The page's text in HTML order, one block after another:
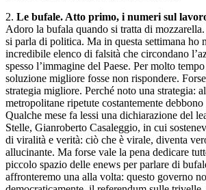
2. Le bufale. Atto primo, i numeri sul
Adoro la bufala quando si tratta di
si parla di politica. Ma in questa settimana ho
incredibile elenco di falsità che circondano
spesso l’immagine del Paese. Per molto
soluzione migliore fosse non rispondere.
strategia migliore. Perché noto una strategia:
metropolitane ripetute costantemente
Qualche mese fa lessi una dichiarazione del
Stelle, Gianroberto Casaleggio, in cui
di viralità e verità: ciò che è virale, diventa
allucinante. Ma forse vale la pena dedicare
piccolo spazio delle enews per parlare di
affronteremo una alla volta: questo governo